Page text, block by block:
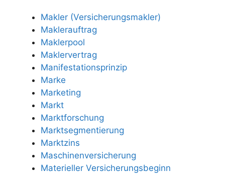
Makler (Versicherungsmakler)
Maklerauftrag
Maklerpool
Maklervertrag
Manifestationsprinzip
Marke
Marketing
Markt
Marktforschung
Marktsegmentierung
Marktzins
Maschinenversicherung
Materieller Versicherungsbeginn